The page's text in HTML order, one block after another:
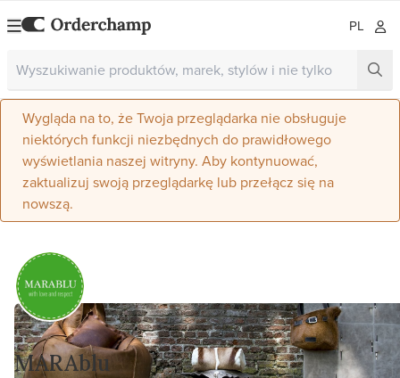
PL
Wygląda na to, że Twoja przeglądarka nie obsługuje
niektórych funkcji niezbędnych do prawidłowego
wyświetlania naszej witryny. Aby kontynuować,
zaktualizuj swoją przeglądarkę lub przełącz się na
nowszą.
MARAblu